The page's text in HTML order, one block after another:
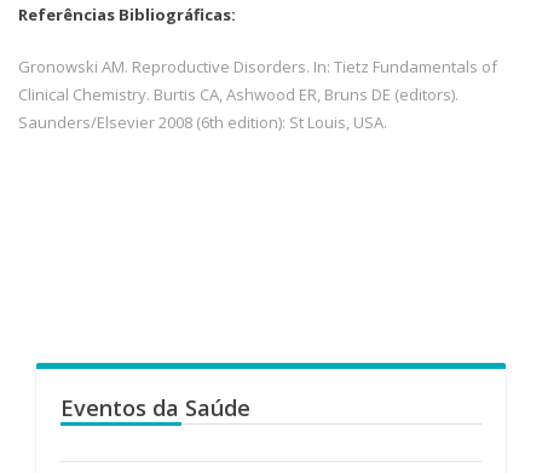
Referências Bibliográficas:
Gronowski AM. Reproductive Disorders. In: Tietz Fundamentals of
Clinical Chemistry. Burtis CA, Ashwood ER, Bruns DE (editors).
Saunders/Elsevier 2008 (6th edition): St Louis, USA.
Eventos da Saúde